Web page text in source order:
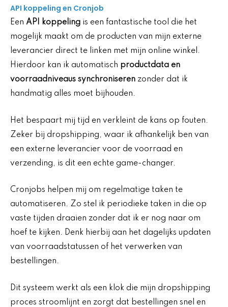
API koppeling en Cronjob
Een API koppeling is een fantastische tool die het
mogelijk maakt om de producten van mijn externe
leverancier direct te linken met mijn online winkel.
Hierdoor kan ik automatisch productdata en
voorraadniveaus synchroniseren zonder dat ik
handmatig alles moet bijhouden.
Het bespaart mij tijd en verkleint de kans op fouten.
Zeker bij dropshipping, waar ik afhankelijk ben van
een externe leverancier voor de voorraad en
verzending, is dit een echte game-changer.
Cronjobs helpen mij om regelmatige taken te
automatiseren. Zo stel ik periodieke taken in die op
vaste tijden draaien zonder dat ik er nog naar om
hoef te kijken. Denk hierbij aan het dagelijks updaten
van voorraadstatussen of het verwerken van
bestellingen.
Dit systeem werkt als een klok die mijn dropshipping
proces stroomlijnt en zorgt dat bestellingen snel en